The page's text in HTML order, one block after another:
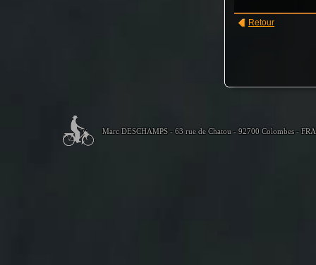
Retour
Marc DESCHAMPS - 63 rue de Chatou - 92700 Colombes -